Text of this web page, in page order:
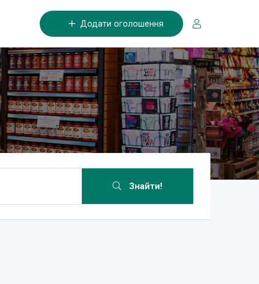
Додати оголошення
Знайти!